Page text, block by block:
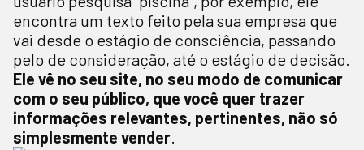
encontra um texto feito pela sua empresa que
vai desde o estágio de consciência, passando
pelo de consideração, até o estágio de decisão.
Ele vê no seu site, no seu modo de comunicar
com o seu público, que você quer trazer
informações relevantes, pertinentes, não só
simplesmente vender.